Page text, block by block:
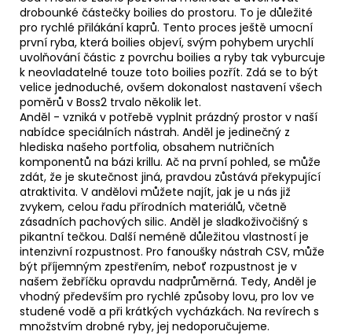
drobounké částečky boilies do prostoru. To je důležité
pro rychlé přilákání kaprů. Tento proces ještě umocní
první ryba, která boilies objeví, svým pohybem urychlí
uvolňování částic z povrchu boilies a ryby tak vyburcuje
k neovladatelné touze toto boilies pozřít. Zdá se to být
velice jednoduché, ovšem dokonalost nastavení všech
poměrů v Boss2 trvalo několik let.
Anděl - vzniká v potřebě vyplnit prázdný prostor v naší
nabídce speciálních nástrah. Anděl je jedinečný z
hlediska našeho portfolia, obsahem nutričních
komponentů na bázi krillu. Ač na první pohled, se může
zdát, že je skutečnost jiná, pravdou zůstává překypující
atraktivita. V andělovi můžete najít, jak je u nás již
zvykem, celou řadu přírodních materiálů, včetně
zásadních pachových silic. Anděl je sladkoživočišný s
pikantní tečkou. Další neméně důležitou vlastností je
intenzivní rozpustnost. Pro fanoušky nástrah CSV, může
být příjemným zpestřením, neboť rozpustnost je v
našem žebříčku opravdu nadprůměrná. Tedy, Anděl je
vhodný především pro rychlé způsoby lovu, pro lov ve
studené vodě a při krátkých vycházkách. Na revírech s
množstvím drobné ryby, jej nedoporučujeme.